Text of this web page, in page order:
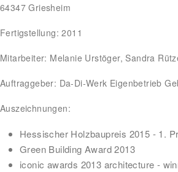
64347 Griesheim
Fertigstellung: 2011
Mitarbeiter: Melanie Urstöger, Sandra
Auftraggeber: Da-Di-Werk Eigenbetrieb
Auszeichnungen:
Hessischer Holzbaupreis 2015 - 1.
Green Building Award 2013
iconic awards 2013 architecture -